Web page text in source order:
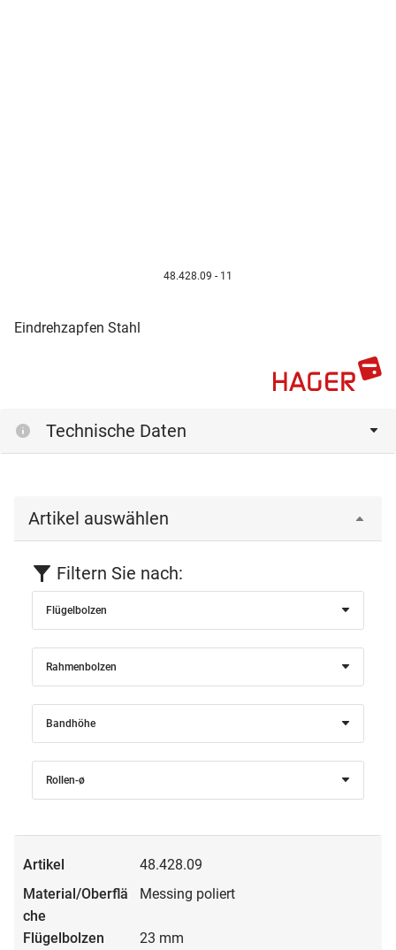
48.428.09 - 11
Eindrehzapfen Stahl
Technische Daten
Artikel auswählen
Filtern Sie nach:
Flügelbolzen
Rahmenbolzen
Bandhöhe
Rollen-ø
48.428.09
Messing poliert
23 mm